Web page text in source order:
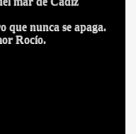
que nunca se apaga.
Rocío.